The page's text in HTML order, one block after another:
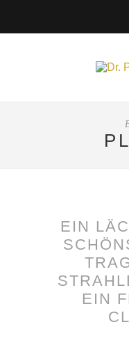
EIN
EIN